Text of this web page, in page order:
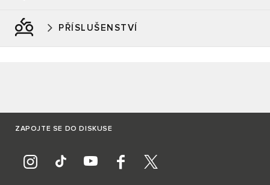
PŘÍSLUŠENSTVÍ
ZAPOJTE SE DO DISKUSE